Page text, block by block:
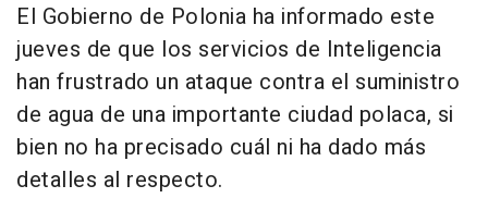
El Gobierno de Polonia ha informado este
jueves de que los servicios de Inteligencia
han frustrado un ataque contra el suministro
de agua de una importante ciudad polaca, si
bien no ha precisado cuál ni ha dado más
detalles al respecto.